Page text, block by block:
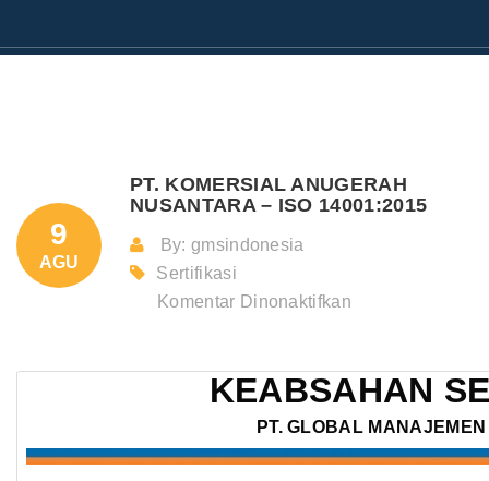
9
AGU
PT. KOMERSIAL ANUGERAH
NUSANTARA – ISO 14001:2015
By: gmsindonesia
Sertifikasi
Komentar Dinonaktifkan
ANUGERAH
ISO
KEABSAHAN
PT. GLOBAL